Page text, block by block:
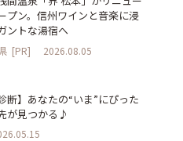
プン。信州ワインと音楽に浸
ントな湯宿へ
[PR] 2026.08.05
断】あなたの“いま”にぴった
が見つかる♪